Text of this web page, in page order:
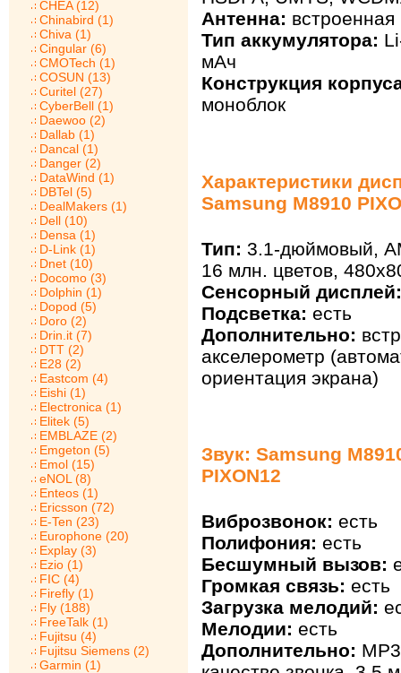
CHEA (12)
Chinabird (1)
Chiva (1)
Cingular (6)
CMOTech (1)
COSUN (13)
Curitel (27)
CyberBell (1)
Daewoo (2)
Dallab (1)
Dancal (1)
Danger (2)
DataWind (1)
DBTel (5)
DealMakers (1)
Dell (10)
Densa (1)
D-Link (1)
Dnet (10)
Docomo (3)
Dolphin (1)
Dopod (5)
Doro (2)
Drin.it (7)
DTT (2)
E28 (2)
Eastcom (4)
Eishi (1)
Electronica (1)
Elitek (5)
EMBLAZE (2)
Emgeton (5)
Emol (15)
eNOL (8)
Enteos (1)
Ericsson (72)
E-Ten (23)
Europhone (20)
Explay (3)
Ezio (1)
FIC (4)
Firefly (1)
Fly (188)
FreeTalk (1)
Fujitsu (4)
Fujitsu Siemens (2)
Garmin (1)
Антенна: встроенная
Тип аккумулятора:
мАч
Конструкция
моноблок
Характеристики
Samsung M8910
Тип: 3.1-дюймовый,
16 млн. цветов,
Сенсорный дисплей:
Подсветка: есть
Дополнительно:
акселерометр
ориентация экрана)
Звук: Samsung
PIXON12
Виброзвонок: есть
Полифония: есть
Бесшумный вызов:
Громкая связь: есть
Загрузка мелодий:
Мелодии: есть
Дополнительно: